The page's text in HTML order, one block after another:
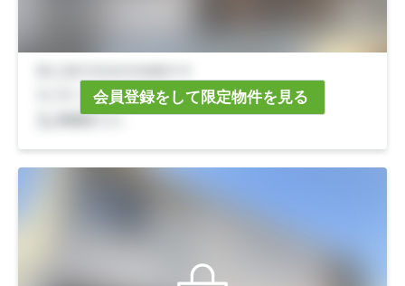
会員登録をして限定物件を見る